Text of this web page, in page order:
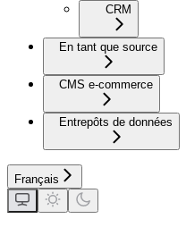
CRM
En tant que source
CMS e-commerce
Entrepôts de données
Français